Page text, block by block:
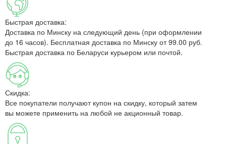
Быстрая доставка:
Доставка по Минску на следующий день (при оформлении
до 16 часов). Бесплатная доставка по Минску от 99.00 руб.
Быстрая доставка по Беларуси курьером или почтой.
Скидка:
Все покупатели получают купон на скидку, который затем
вы можете применить на любой не акционный товар.